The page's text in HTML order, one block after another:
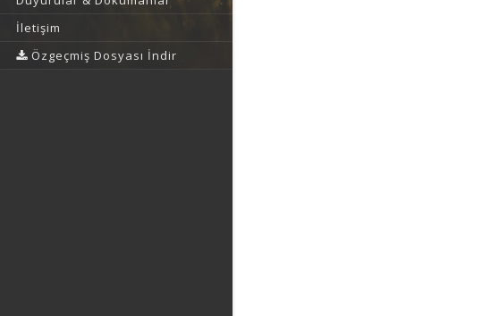
İletişim
Özgeçmiş Dosyası İndir